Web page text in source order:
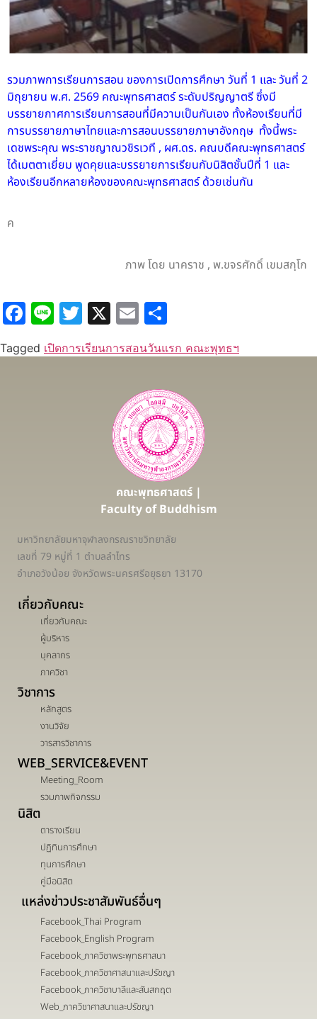
รวมภาพการเรียนการสอน ของการเปิดการศึกษา วันที่ 1 และ วันที่ 2
มิถุยายน พ.ศ. 2569 คณะพุทธศาสตร์ ระดับปริญญาตรี ซึ่งมี
บรรยายกาศการเรียนการสอนที่มีความเป็นกันเอง ทั้งห้องเรียนที่มี
การบรรยายภาษาไทยและการสอนบรรยายภาษาอังกฤษ ทั้งนี้พระ
เดชพระคุณ พระราชญาณวชิรเวที , ผศ.ดร. คณบดีคณะพุทธศาสตร์
ได้เมตตาเยี่ยม พูดคุยและบรรยายการเรียนกับนิสิตชั้นปีที่ 1 และ
ห้องเรียนอีกหลายห้องของคณะพุทธศาสตร์ ด้วยเช่นกัน
ค
ภาพ โดย นาคราช , พ.ขจรศักดิ์ เขมสกฺโก
Facebook
LineTwitter
X Email
Tagged เปิดการเรียนการสอนวันแรก คณะพุทธฯ
คณะพุทธศาสตร์ |
Faculty of Buddhism
มหาวิทยาลัยมหาจุฬาลงกรณราชวิทยาลัย
เลขที่ 79 หมู่ที่ 1 ตำบลลำไทร
อำเภอวังน้อย จังหวัดพระนครศรีอยุธยา 13170
เกี่ยวกับคณะ
เกี่ยวกับคณะ
ผู้บริหาร
บุคลากร
ภาควิชา
วิชาการ
หลักสูตร
งานวิจัย
วารสารวิชาการ
WEB_SERVICE&EVENT
Meeting_Room
รวมภาพกิจกรรม
นิสิต
ตารางเรียน
ปฏิทินการศึกษา
ทุนการศึกษา
คู่มือนิสิต
แหล่งข่าวประชาสัมพันธ์อื่นๆ
Facebook_Thai Program
Facebook_English Program
Facebook_ภาควิชาพระพุทธศาสนา
Facebook_ภาควิชาศาสนาและปรัชญา
Facebook_ภาควิชาบาลีและสันสกฤต
Web_ภาควิชาศาสนาและปรัชญา